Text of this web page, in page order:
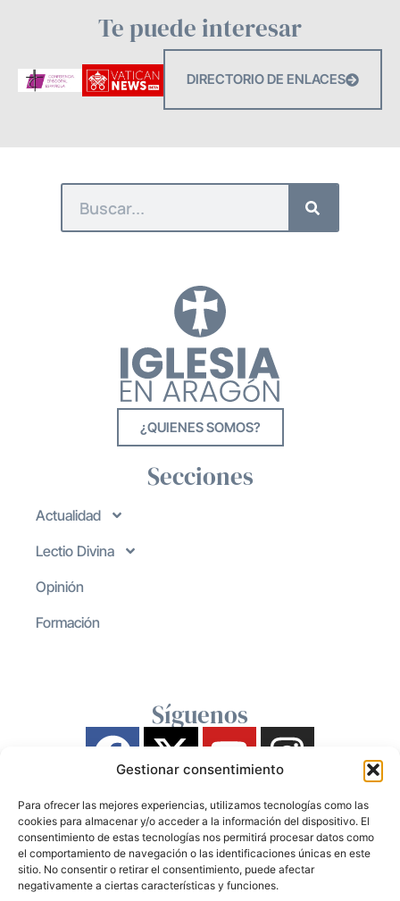
Gestionar consentimiento
Para ofrecer las mejores experiencias, utilizamos tecnologías como las
cookies para almacenar y/o acceder a la información del dispositivo. El
consentimiento de estas tecnologías nos permitirá procesar datos como
el comportamiento de navegación o las identificaciones únicas en este
sitio. No consentir o retirar el consentimiento, puede afectar
negativamente a ciertas características y funciones.
Te puede interesar
DIRECTORIO DE ENLACES
¿QUIENES SOMOS?
Secciones
Actualidad
Lectio Divina
Opinión
Formación
Síguenos